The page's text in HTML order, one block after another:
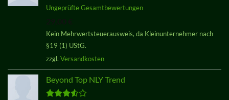
Bewertet
Ungeprüfte Gesamtbewertungen
Kein Mehrwertsteuerausweis, da Kleinunternehmer nach
§19 (1) UStG.
zzgl. Versandkosten
Beyond Top NLY Trend